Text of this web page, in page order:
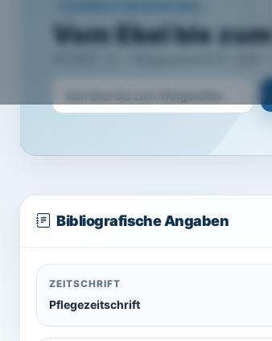
Vom Ekel bis
PROBST, S.; · Pflegezeitschrift · 2014
Bibliografische Angaben
ZEITSCHRIFT
Pflegezeitschrift